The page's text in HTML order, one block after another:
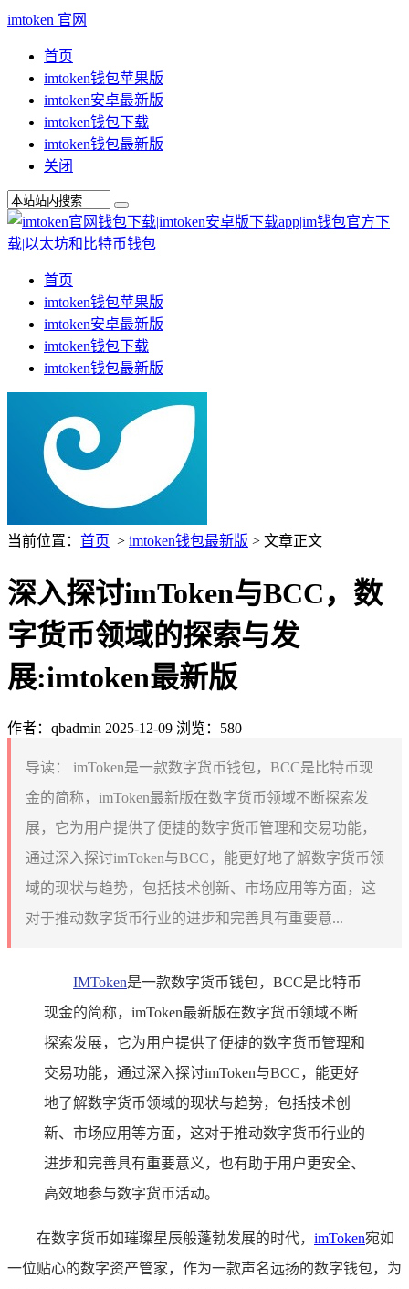
imtoken 官网
首页
imtoken钱包苹果版
imtoken安卓最新版
imtoken钱包下载
imtoken钱包最新版
关闭
首页
imtoken钱包苹果版
imtoken安卓最新版
imtoken钱包下载
imtoken钱包最新版
当前位置： 首页 > imtoken钱包最新版 > 文章正文
深入探讨imToken与BCC，数
字货币领域的探索与发
展:imtoken最新版
作者：qbadmin 2025-12-09 浏览：580
导读：
imToken是一款数字货币钱包，BCC是比特币现
金的简称，imToken最新版在数字货币领域不断探索发
展，它为用户提供了便捷的数字货币管理和交易功能，
通过深入探讨imToken与BCC，能更好地了解数字货币领
域的现状与趋势，包括技术创新、市场应用等方面，这
对于推动数字货币行业的进步和完善具有重要意...
IMToken是一款数字货币钱包，BCC是比特币
现金的简称，imToken最新版在数字货币领域不断
探索发展，它为用户提供了便捷的数字货币管理和
交易功能，通过深入探讨imToken与BCC，能更好
地了解数字货币领域的现状与趋势，包括技术创
新、市场应用等方面，这对于推动数字货币行业的
进步和完善具有重要意义，也有助于用户更安全、
高效地参与数字货币活动。
在数字货币如璀璨星辰般蓬勃发展的时代， imToken宛如
一位贴心的数字资产管家，作为一款声名远扬的数字钱包，为